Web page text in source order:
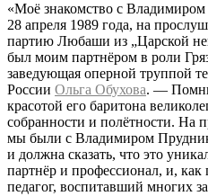
«Моё знакомство с Владимиром
28 апреля 1989 года, на
партию Любаши из „Царской
был моим партнёром в роли
заведующая оперной труппой
России Ольга Обухова. —
красотой его баритона
собранности и полётности. На
мы были с Владимиром
и должна сказать, что это
партнёр и профессионал, и,
педагог, воспитавший многих